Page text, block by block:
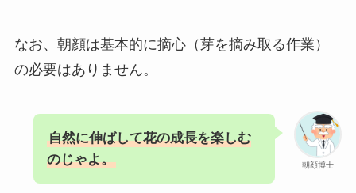
なお、朝顔は基本的に摘心（芽を摘み取る作業）
の必要はありません。
朝顔博士
自然に伸ばして花の成長を楽しむ
のじゃよ。